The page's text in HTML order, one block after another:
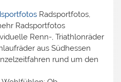
Radsportfotos,
Radsportfotos
Renn-, Triathlonräder
aus Südhessen
rund um den